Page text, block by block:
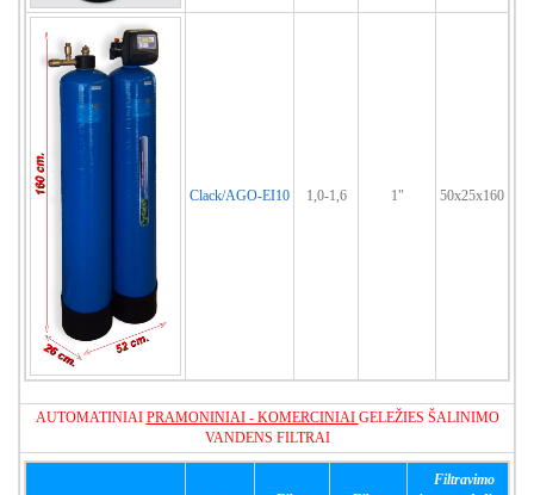
Clack/AGO-EI10 1,0-1,6 1" 50x25x160
AUTOMATINIAI PRAMONINIAI - KOMERCINIAI GELEŽIES ŠALINIMO
VANDENS FILTRAI
Filtravimo